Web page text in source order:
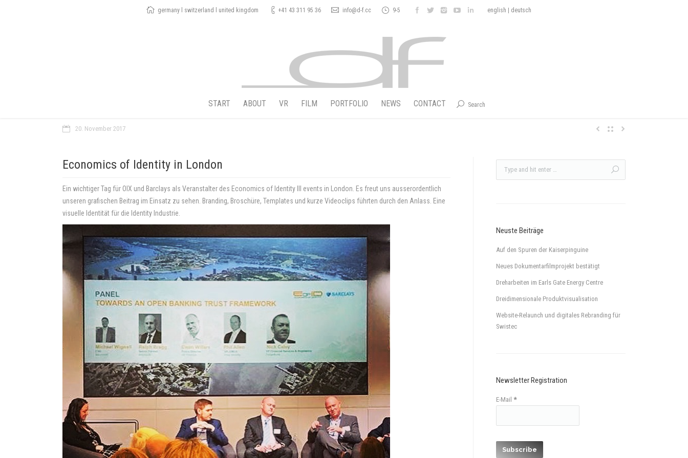
germany l switzerland l united kingdom +41 43 311 95 36 info@d-f.cc 9-5 english deutsch
START ABOUT VR FILM PORTFOLIO NEWS CONTACT Search
20. November 2017
Economics of Identity in London
Ein wichtiger Tag für OIX und Barclays als Veranstalter des Economics of Identity lll events in London. Es freut uns ausserordentlich
unseren grafischen Beitrag im Einsatz zu sehen. Branding, Broschüre, Templates und kurze Videoclips führten durch den Anlass. Eine
visuelle Identität für die Identity Industrie.
Neuste Beiträge
Auf den Spuren der Kaiserpinguine
Neues Dokumentarfilmprojekt bestätigt
Dreharbeiten im Earls Gate Energy Centre
Dreidimensionale Produktvisualisation
Website-Relaunch und digitales Rebranding für
Swistec
Newsletter Registration
E-Mail *